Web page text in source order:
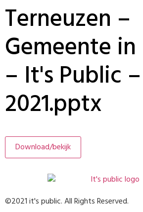
Terneuzen –
Gemeente
– It's Public
2021.pptx
Download/bekijk
©2021 it's public. All Rights Reserved.